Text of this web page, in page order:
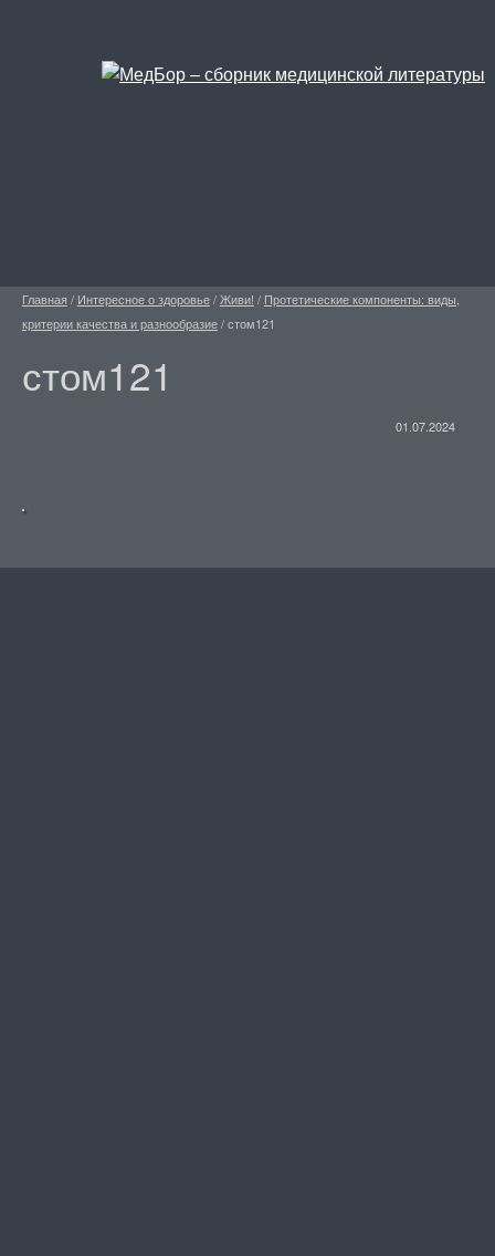
Главная / Интересное о здоровье/Живи! / Протетические компоненты: виды,
критерии качества и разнообразие/стом121
стом121
01.07.2024